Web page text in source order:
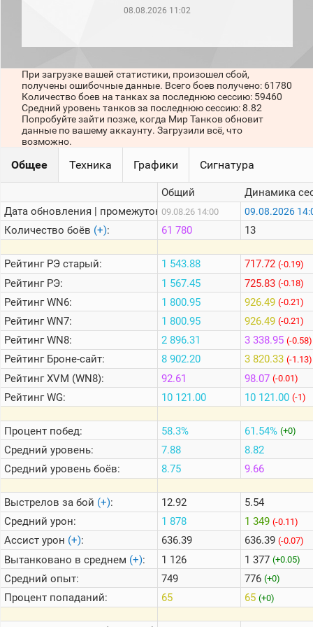
месяц)
игроков
последние
сессии)
1000
стримеров
Информация
Онлайн
Цветовая
шкала
Теlegram
ВК
Портал
Мира
08.08.2026 11:02
При загрузке вашей статистики, произошел сбой,
получены ошибочные данные. Всего боев получено: 61780
Количество боев на танках за последнюю сессию: 59460
Средний уровень танков за последнюю сессию: 8.82
Попробуйте зайти позже, когда Мир Танков обновит
данные по вашему аккаунту. Загрузили всё, что
возможно.
Общее Техника Графики Сигнатура
Дата обновления | промежуток:
Количество боёв (+):
РейтингРЭ старый:
РейтингРЭ:
РейтингWN6:
РейтингWN7:
РейтингWN8:
РейтингБроне-сайт:
РейтингXVM (WN8):
РейтингWG:
Процент побед:
Средний уровень:
Средний уровень боёв:
Выстрелов за бой (+):
Средний урон:
Ассист урон (+):
Вытанковано в среднем (+):
Средний опыт:
Процент попаданий:
Общий
09.08.26 14:00
61 780
1 543.88
1 567.45
1 800.95
1 800.95
2 896.31
8 902.20
92.61
10 121.00
58.3%
7.88
8.75
12.92
1 878
636.39
1 126
749
65
Динамика
09.08.2026
13
717.72 (-0.19)
725.83 (-0.18)
926.49 (-0.21)
926.49 (-0.21)
3 338.95 (-0.58)
3 820.33 (-1.13)
98.07 (-0.01)
10 121.00 (-1)
61.54% (+0)
8.82
9.66
5.54
1 349 (-0.11)
636.39 (-0.07)
1 377 (+0.05)
776 (+0)
65 (+0)